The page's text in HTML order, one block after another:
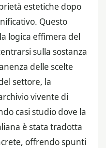
estetiche dopo
Questo
logica effimera del
sulla sostanza
delle scelte
settore, la
vivente di
casi studio dove la
è stata tradotta
offrendo spunti